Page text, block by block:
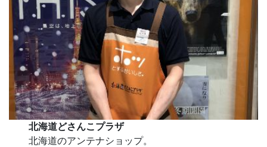
北海道どさんこプラザ
北海道のアンテナショップ。